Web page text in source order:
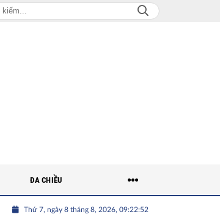
Nhân tài Việt Nam Giải bài toán nguồn nhân
Thứ 7, ngày 8 tháng 8, 2026, 09:22:54
ĐA CHIỀU